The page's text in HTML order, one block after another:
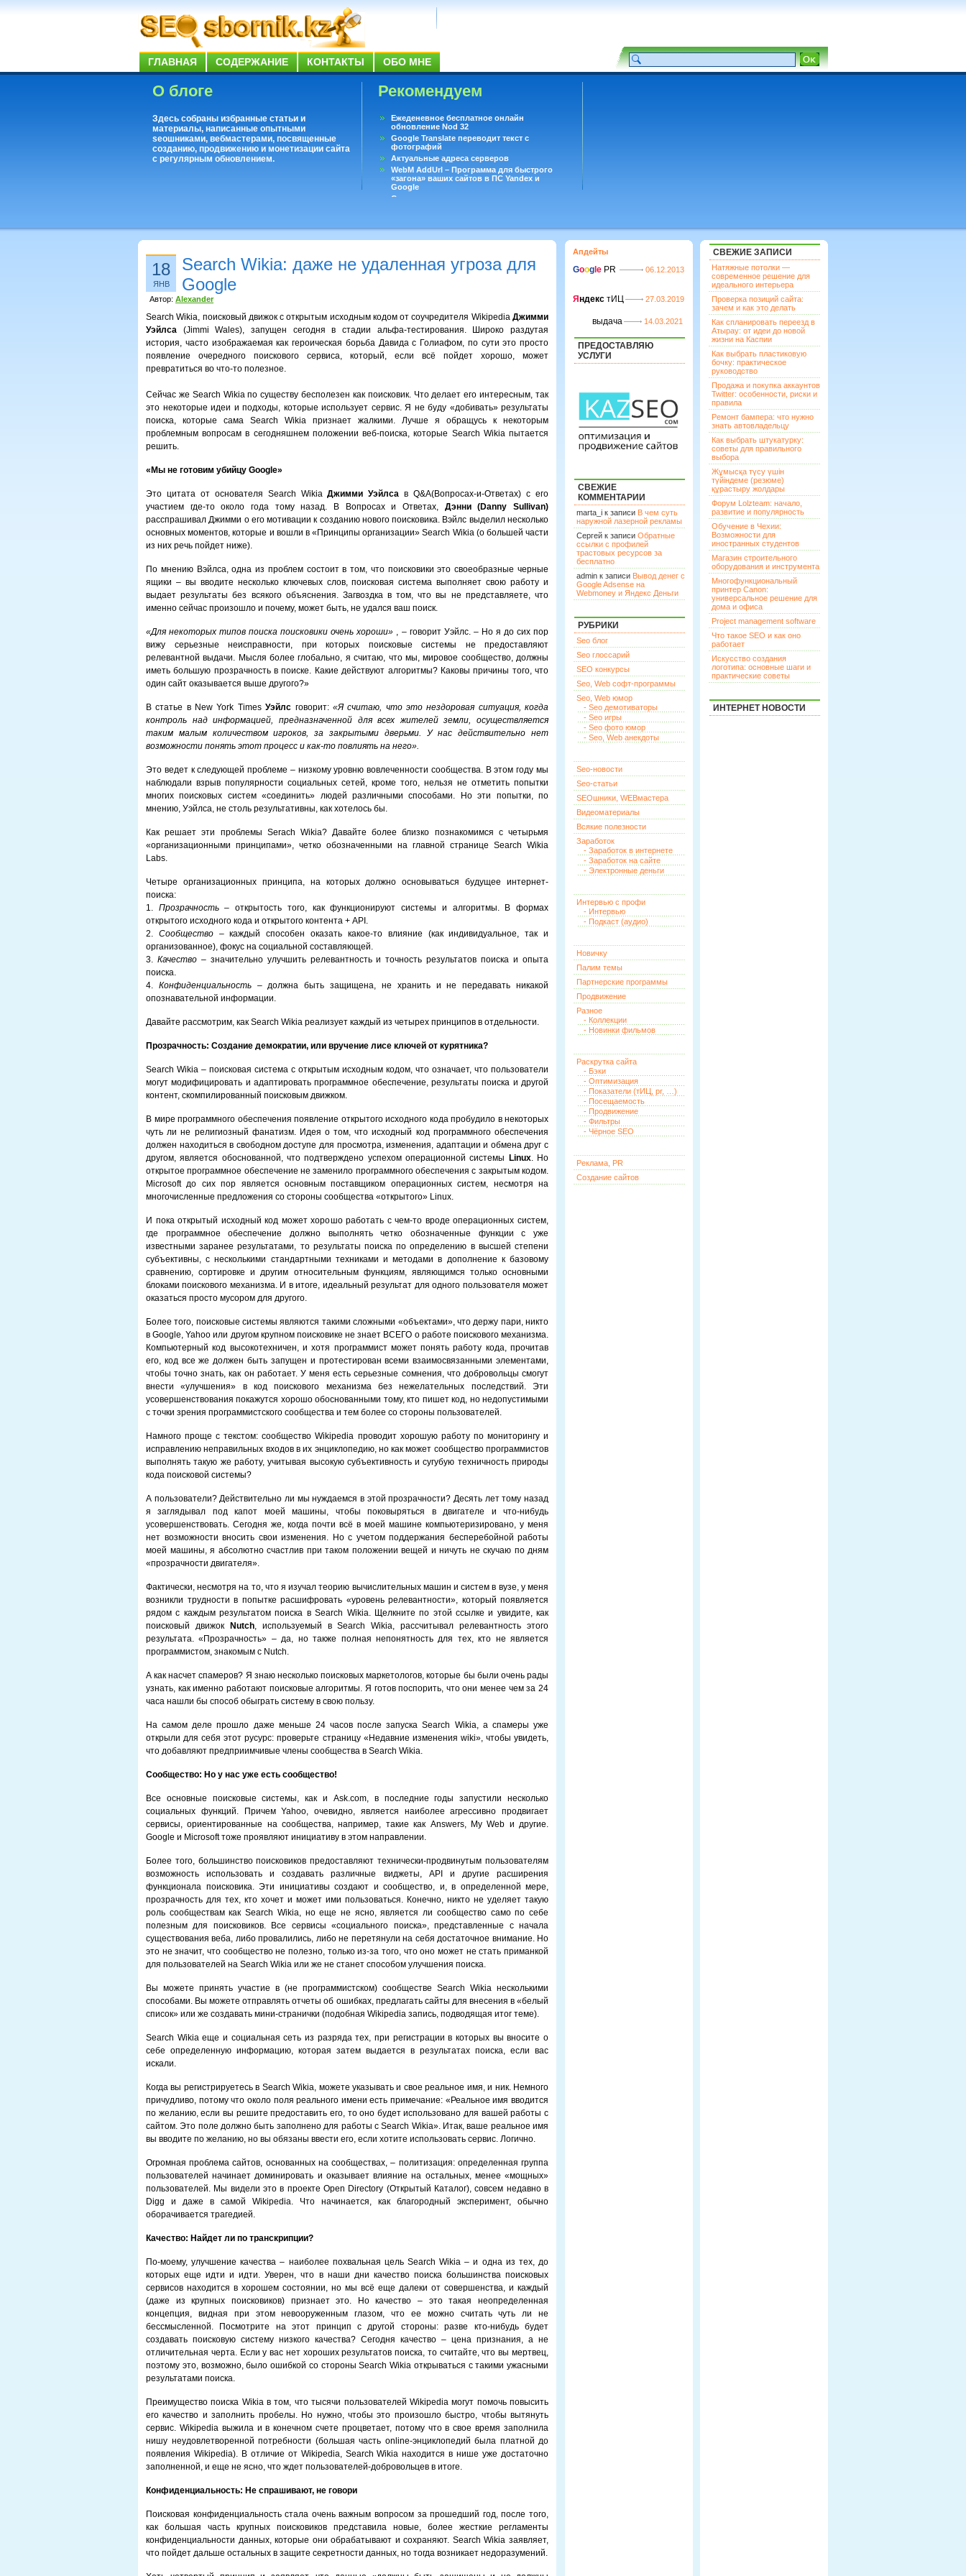
ГЛАВНАЯ СОДЕРЖАНИЕ КОНТАКТЫ ОБО МНЕ
О блоге
Здесь собраны избранные статьи и
материалы, написанные опытными
seoшниками, вебмастерами, посвященные
созданию, продвижению и монетизации сайта
с регулярным обновлением.
Рекомендуем
Ежеденевное бесплатное онлайн
обновление Nod 32
Google Translate переводит текст с
фотографий
Актуальные адреса серверов
WebM AddUrl – Программа для быстрого
«загона» ваших сайтов в ПС Yandex и
Google
Существует вопросы, на которые не может
18
ЯНВ
Search Wikia: даже не удаленная угроза для
Google
Автор: Alexander
Search Wikia, поисковый движок с открытым исходным кодом от соучредителя Wikipedia Джимми
Уэйлса (Jimmi Wales), запущен сегодня в стадии альфа-тестирования. Широко раздутая
история, часто изображаемая как героическая борьба Давида с Голиафом, по сути это просто
появление очередного поискового сервиса, который, если всё пойдет хорошо, может
превратиться во что-то полезное.
Сейчас же Search Wikia по существу бесполезен как поисковик. Что делает его интересным, так
это некоторые идеи и подходы, которые использует сервис. Я не буду «добивать» результаты
поиска, которые сама Search Wikia признает жалкими. Лучше я обращусь к некоторым
проблемным вопросам в сегодняшнем положении веб-поиска, которые Search Wikia пытается
решить.
«Мы не готовим убийцу Google»
Это цитата от основателя Search WikiaДжимми Уэйлса в Q&A(Вопросах-и-Ответах) с его
участием где-то около года тому назад. В Вопросах и Ответах, Дэнни (Danny Sullivan)
расспрашивал Джимми о его мотивации к созданию нового поисковика. Вэйлс выделил несколько
основных моментов, которые и вошли в «Принципы организации» Search Wikia (о большей части
из них речь пойдет ниже).
По мнению Вэйлса, одна из проблем состоит в том, что поисковики это своеобразные черные
ящики – вы вводите несколько ключевых слов, поисковая система выполняет свою работу и
выдает результаты без всякого объяснения. Загвоздка в том, что вы не представляете, что
именно сейчас произошло и почему, может быть, не удался ваш поиск.
«Для некоторых типов поиска поисковики очень хороши» , – говорит Уэйлс. – Но я до сих пор
вижу серьезные неисправности, при которых поисковые системы не предоставляют
релевантной выдачи. Мысля более глобально, я считаю, что мы, мировое сообщество, должны
иметь большую прозрачность в поиске. Какие действуют алгоритмы? Каковы причины того, что
один сайт оказывается выше другого?»
В статье в New York TimesУэйлс говорит: «Я считаю, что это нездоровая ситуация, когда
контроль над информацией, предназначенной для всех жителей земли, осуществляется
таким малым количеством игроков, за закрытыми дверьми. У нас действительно нет
возможности понять этот процесс и как-то повлиять на него».
Это ведет к следующей проблеме – низкому уровню вовлеченности сообщества. В этом году мы
наблюдали взрыв популярности социальных сетей, кроме того, нельзя не отметить попытки
многих поисковых систем «соединить» людей различными способами. Но эти попытки, по
мнению, Уэйлса, не столь результативны, как хотелось бы.
Как решает эти проблемы Serach Wikia? Давайте более близко познакомимся с четырьмя
«организационными принципами», четко обозначенными на главной странице Search Wikia
Labs.
Четыре организационных принципа, на которых должно основываться будущее интернет-
поиска:
1. Прозрачность– открытость того, как функционируют системы и алгоритмы. В формах
открытого исходного кода и открытого контента + API.
2. Сообщество – каждый способен оказать какое-то влияние (как индивидуальное, так и
организованное), фокус на социальной составляющей.
3. Качество – значительно улучшить релевантность и точность результатов поиска и опыта
поиска.
4. Конфиденциальность – должна быть защищена, не хранить и не передавать никакой
опознавательной информации.
Давайте рассмотрим, как Search Wikia реализует каждый из четырех принципов в отдельности.
Прозрачность: Создание демократии, или вручение лисе ключей от курятника?
Search Wikia – поисковая система с открытым исходным кодом, что означает, что пользователи
могут модифицировать и адаптировать программное обеспечение, результаты поиска и другой
контент, скомпилированный поисковым движком.
В мире программного обеспечения появление открытого исходного кода пробудило в некоторых
чуть ли не религиозный фанатизм. Идея о том, что исходный код программного обеспечения
должен находиться в свободном доступе для просмотра, изменения, адаптации и обмена друг с
другом, является обоснованной, что подтверждено успехом операционной системы
Linux. Но
открытое программное обеспечение не заменило программного обеспечения с закрытым кодом.
Microsoft до сих пор является основным поставщиком операционных систем, несмотря на
многочисленные предложения со стороны сообщества «открытого» Linux.
И пока открытый исходный код может хорошо работать с чем-то вроде операционных систем,
где программное обеспечение должно выполнять четко обозначенные функции с уже
известными заранее результатами, то результаты поиска по определению в высшей степени
субъективны, с несколькими стандартными техниками и методами в дополнение к базовому
сравнению, сортировке и другим относительным функциям, являющимся только основными
блоками поискового механизма. И в итоге, идеальный результат для одного пользователя может
оказаться просто мусором для другого.
Более того, поисковые системы являются такими сложными «объектами», что держу пари, никто
в Google, Yahoo или другом крупном поисковике не знает ВСЕГО о работе поискового механизма.
Компьютерный код высокотехничен, и хотя программист может понять работу кода, прочитав
его, код все же должен быть запущен и протестирован всеми взаимосвязанными элементами,
чтобы точно знать, как он работает. У меня есть серьезные сомнения, что добровольцы смогут
внести «улучшения» в код поискового механизма без нежелательных последствий. Эти
усовершенствования покажутся хорошо обоснованными тому, кто пишет код, но недопустимыми
с точки зрения программистского сообщества и тем более со стороны пользователей.
Намного проще с текстом: сообщество Wikipedia проводит хорошую работу по мониторингу и
исправлению неправильных входов в их энциклопедию, но как может сообщество программистов
выполнять такую же работу, учитывая высокую субъективность и сугубую техничность природы
кода поисковой системы?
А пользователи? Действительно ли мы нуждаемся в этой прозрачности? Десять лет тому назад
я заглядывал под капот моей машины, чтобы поковыряться в двигателе и что-нибудь
усовершенствовать. Сегодня же, когда почти всё в моей машине компьютеризировано, у меня
нет возможности вносить свои изменения. Но с учетом поддержания бесперебойной работы
моей машины, я абсолютно счастлив при таком положении вещей и ничуть не скучаю по дням
«прозрачности двигателя».
Фактически, несмотря на то, что я изучал теорию вычислительных машин и систем в вузе, у меня
возникли трудности в попытке расшифровать «уровень релевантности», который появляется
рядом с каждым результатом поиска в Search Wikia. Щелкните по этой ссылке и увидите, как
поисковый движок
Nutch, используемый в Search Wikia, рассчитывал релевантность этого
результата. «Прозрачность» – да, но также полная непонятность для тех, кто не является
программистом, знакомым с Nutch.
А как насчет спамеров? Я знаю несколько поисковых маркетологов, которые бы были очень рады
узнать, как именно работают поисковые алгоритмы. Я готов поспорить, что они менее чем за 24
часа нашли бы способ обыграть систему в свою пользу.
На самом деле прошло даже меньше 24 часов после запуска Search Wikia, а спамеры уже
открыли для себя этот русурс: проверьте страницу «Недавние изменения wiki», чтобы увидеть,
что добавляют предприимчивые члены сообщества в Search Wikia.
Сообщество: Но у нас уже есть сообщество!
Все основные поисковые системы, как и Ask.com, в последние годы запустили несколько
социальных функций. Причем Yahoo, очевидно, является наиболее агрессивно продвигает
сервисы, ориентированные на сообщества, например, такие как Answers, My Web и другие.
Google и Microsoft тоже проявляют инициативу в этом направлении.
Более того, большинство поисковиков предоставляют технически-продвинутым пользователям
возможность использовать и создавать различные виджеты, API и другие расширения
функционала поисковика. Эти инициативы создают и сообщество, и, в определенной мере,
прозрачность для тех, кто хочет и может ими пользоваться. Конечно, никто не уделяет такую
роль сообществам как Search Wikia, но еще не ясно, является ли сообщество само по себе
полезным для поисковиков. Все сервисы «социального поиска», представленные с начала
существования веба, либо провалились, либо не перетянули на себя достаточное внимание. Но
это не значит, что сообщество не полезно, только из-за того, что оно может не стать приманкой
для пользователей на Search Wikia или же не станет способом улучшения поиска.
Вы можете принять участие в (не программистском) сообществе Search Wikia несколькими
способами. Вы можете отправлять отчеты об ошибках, предлагать сайты для внесения в «белый
список» или же создавать мини-странички (подобная Wikipedia запись, подводящая итог теме).
Search Wikia еще и социальная сеть из разряда тех, при регистрации в которых вы вносите о
себе определенную информацию, которая затем выдается в результатах поиска, если вас
искали.
Когда вы регистрируетесь в Search Wikia, можете указывать и свое реальное имя, и ник. Немного
причудливо, потому что около поля реального имени есть примечание: «Реальное имя вводится
по желанию, если вы решите предоставить его, то оно будет использовано для вашей работы с
сайтом. Это поле должно быть заполнено для работы с Search Wikia». Итак, ваше реальное имя
вы вводите по желанию, но вы обязаны ввести его, если хотите использовать сервис. Логично.
Огромная проблема сайтов, основанных на сообществах, – политизация: определенная группа
пользователей начинает доминировать и оказывает влияние на остальных, менее «мощных»
пользователей. Мы видели это в проекте Open Directory (Открытый Каталог), совсем недавно в
Digg и даже в самой Wikipedia. Что начинается, как благородный эксперимент, обычно
оборачивается трагедией.
Качество: Найдет ли по транскрипции?
По-моему, улучшение качества – наиболее похвальная цель Search Wikia – и одна из тех, до
которых еще идти и идти. Уверен, что в наши дни качество поиска большинства поисковых
сервисов находится в хорошем состоянии, но мы всё еще далеки от совершенства, и каждый
(даже из крупных поисковиков) признает это. Но качество – это такая неопределенная
концепция, видная при этом невооруженным глазом, что ее можно считать чуть ли не
бессмысленной. Посмотрите на этот принцип с другой стороны: разве кто-нибудь будет
создавать поисковую систему низкого качества? Сегодня качество – цена признания, а не
отличительная черта. Если у вас нет хороших результатов поиска, то считайте, что вы мертвец,
поэтому это, возможно, было ошибкой со стороны Search Wikia открываться с такими ужасными
результатами поиска.
Преимущество поиска Wikia в том, что тысячи пользователей Wikipedia могут помочь повысить
его качество и заполнить пробелы. Но нужно, чтобы это произошло быстро, чтобы вытянуть
сервис. Wikipedia выжила и в конечном счете процветает, потому что в свое время заполнила
нишу неудовлетворенной потребности (большая часть online-энциклопедий была платной до
появления Wikipedia). В отличие от Wikipedia, Search Wikia находится в нише уже достаточно
заполненной, и еще не ясно, что ждет пользователей-добровольцев в итоге.
Конфиденциальность: Не спрашивают, не говори
Поисковая конфиденциальность стала очень важным вопросом за прошедший год, после того,
как большая часть крупных поисковиков представила новые, более жесткие регламенты
конфиденциальности данных, которые они обрабатывают и сохраняют. Search Wikia заявляет,
что пойдет дальше остальных в защите секретности данных, но тогда возникает недоразумений.
Апдейты
Goog le PR 06.12.2013
Я ндекс тИЦ 27.03.2019
выдача 14.03.2021
ПРЕДОСТАВЛЯЮ
УСЛУГИ
СВЕЖИЕ
КОММЕНТАРИИ
marta_i к записи В чем суть
наружной лазерной рекламы
Сергей к записи Обратные
ссылки с профилей
трастовых ресурсов за
бесплатно
admin к записи Вывод денег с
Google Adsense на
Webmoney и Яндекс Деньги
РУБРИКИ
Seo блог
Seo глоссарий
SEO конкурсы
Seo, Web софт-программы
Seo, Web юмор
- Seo демотиваторы
- Seo игры
- Seo фото юмор
- Seo, Web анекдоты
Seo-новости
Seo-статьи
SEOшники, WEBмастера
Видеоматериалы
Всякие полезности
Заработок
- Заработок в интернете
- Заработок на сайте
- Электронные деньги
Интервью с профи
- Интервью
- Подкаст (аудио)
Новичку
Палим темы
Партнерские программы
Продвижение
Разное
- Коллекции
- Новинки фильмов
Раскрутка сайта
- Бэки
- Оптимизация
- Показатели (тИЦ, pr, …)
- Посещаемость
- Продвижение
- Фильтры
- Чёрное SEO
Реклама, PR
Создание сайтов
СВЕЖИЕ ЗАПИСИ
Натяжные потолки —
современное решение для
идеального интерьера
Проверка позиций сайта:
зачем и как это делать
Как спланировать переезд в
Атырау: от идеи до новой
жизни на Каспии
Как выбрать пластиковую
бочку: практическое
руководство
Продажа и покупка аккаунтов
Twitter: особенности, риски и
правила
Ремонт бампера: что нужно
знать автовладельцу
Как выбрать штукатурку:
советы для правильного
выбора
Жұмысқа түсу үшін
түйіндеме (резюме)
құрастыру жолдары
Форум Lolzteam: начало,
развитие и популярность
Обучение в Чехии:
Возможности для
иностранных студентов
Магазин строительного
оборудования и инструмента
Многофункциональный
принтер Canon:
универсальное решение для
дома и офиса
Project management software
Что такое SEO и как оно
работает
Искусство создания
логотипа: основные шаги и
практические советы
ИНТЕРНЕТ НОВОСТИ